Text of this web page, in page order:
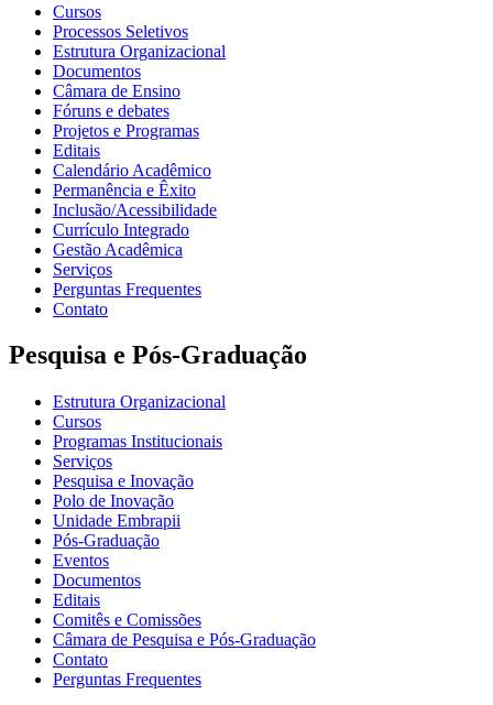
Cursos
Processos Seletivos
Estrutura Organizacional
Documentos
Câmara de Ensino
Fóruns e debates
Projetos e Programas
Editais
Calendário Acadêmico
Permanência e Êxito
Inclusão/Acessibilidade
Currículo Integrado
Gestão Acadêmica
Serviços
Perguntas Frequentes
Contato
Pesquisa e Pós-Graduação
Estrutura Organizacional
Cursos
Programas Institucionais
Serviços
Pesquisa e Inovação
Polo de Inovação
Unidade Embrapii
Pós-Graduação
Eventos
Documentos
Editais
Comitês e Comissões
Câmara de Pesquisa e Pós-Graduação
Contato
Perguntas Frequentes